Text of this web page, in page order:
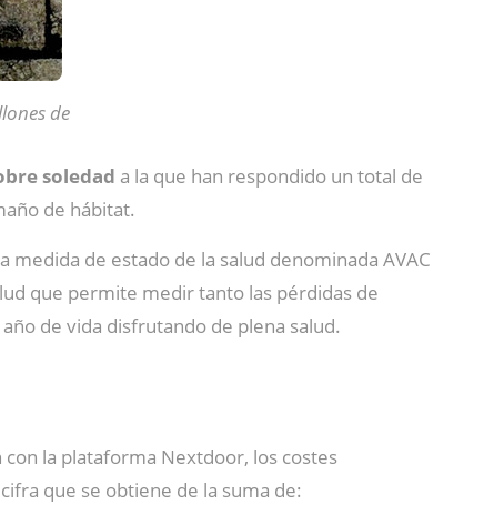
de
soledad a la que han respondido un total de
de hábitat.
medida de estado de la salud denominada AVAC
que permite medir tanto las pérdidas de
de vida disfrutando de plena salud.
la plataforma Nextdoor, los costes
que se obtiene de la suma de: